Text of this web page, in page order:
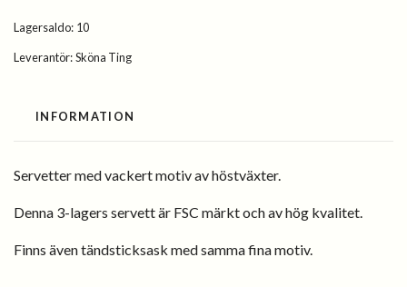
Lagersaldo: 10
Leverantör:Sköna Ting
INFORMATION
Servetter med vackert motiv av höstväxter.
Denna 3-lagers servett är FSC märkt och av hög kvalitet.
Finns även tändsticksask med samma fina motiv.